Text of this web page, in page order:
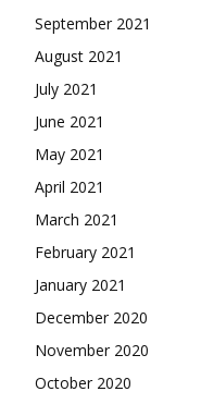
September 2021
August 2021
July 2021
June 2021
May 2021
April 2021
March 2021
February 2021
January 2021
December 2020
November 2020
October 2020